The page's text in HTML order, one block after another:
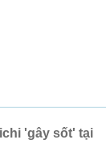
'gây sốt' tại